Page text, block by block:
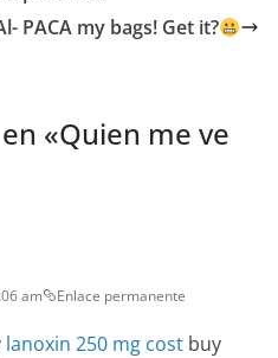
PACA my bags! Get it?
«Quien me ve
am Enlace permanente
lanoxin 250 mg cost buy